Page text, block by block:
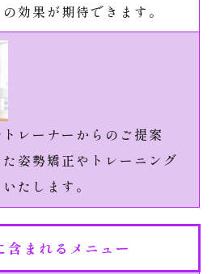
効果が期待できます。
レーナーからのご提案
姿勢矯正やトレーニング
たします。
含まれるメニュー